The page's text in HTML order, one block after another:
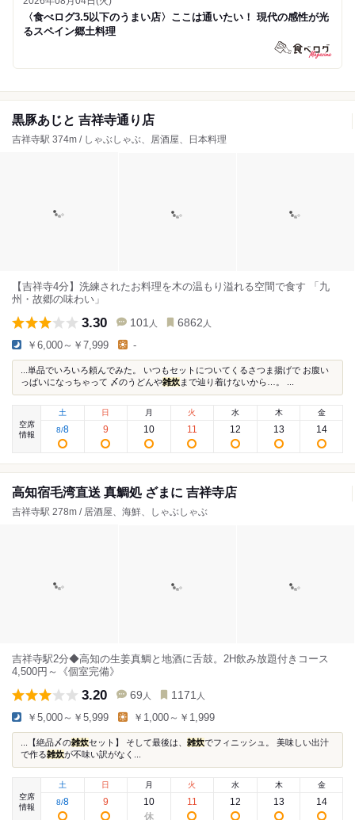
〈食べログ3.5以下のうまい店〉ここは通いたい！ 現代の感性が光
るスペイン郷土料理
黒豚あじと 吉祥寺通り店
吉祥寺駅 374m / しゃぶしゃぶ、居酒屋、日本料理
【吉祥寺4分】洗練されたお料理を木の温もり溢れる空間で食す 「九
州・故郷の味わい」
3.30 101 人 6862 人
￥6,000～￥7,999 -
...単品でいろいろ頼んでみた。 いつもセットについてくるさつま揚げで お腹い
っぱいになっちゃって 〆のうどんや雑炊まで辿り着けないから…。 ...
空席
情報
土
8/8
日
9
月
10
火
11
水
12
木
13
金
14
高知宿毛湾直送 真鯛処 ざまに 吉祥寺店
吉祥寺駅 278m / 居酒屋、海鮮、しゃぶしゃぶ
吉祥寺駅2分◆高知の生姜真鯛と地酒に舌鼓。2H飲み放題付きコース
4,500円～《個室完備》
3.20 69 人 1171 人
￥5,000～￥5,999 ￥1,000～￥1,999
...【絶品〆の雑炊セット】 そして最後は、 雑炊でフィニッシュ。 美味しい出汁
で作る雑炊が不味い訳がなく...
空席
情報
土
8/8
日
9
月
10
火
11
水
12
木
13
金
14